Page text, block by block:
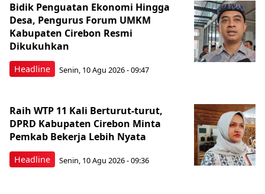
Headline
Bidik Penguatan Ekonomi Hingga
Desa, Pengurus Forum UMKM
Kabupaten Cirebon Resmi
Dikukuhkan
Senin, 10 Agu 2026 - 09:47
Headline
Raih WTP 11 Kali Berturut-turut,
DPRD Kabupaten Cirebon Minta
Pemkab Bekerja Lebih Nyata
Senin, 10 Agu 2026 - 09:36